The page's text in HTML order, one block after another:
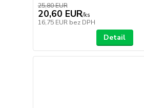
25,80 EUR
20,60 EUR/ks
16,75 EUR bez DPH
Detail